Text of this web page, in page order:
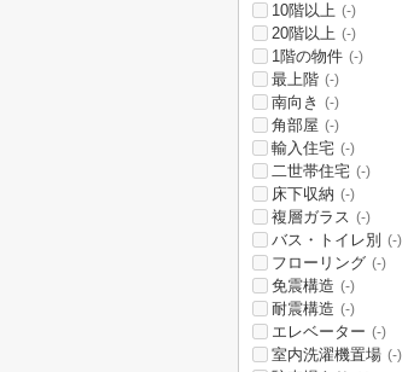
10階以上 (-)
20階以上 (-)
1階の物件 (-)
最上階 (-)
南向き (-)
角部屋 (-)
輸入住宅 (-)
二世帯住宅 (-)
床下収納 (-)
複層ガラス (-)
バス・トイレ別 (-)
フローリング (-)
免震構造 (-)
耐震構造 (-)
エレベーター (-)
室内洗濯機置場 (-)